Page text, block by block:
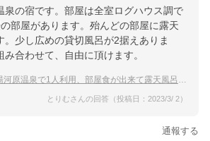
楽天トラベルで
ル詳細を詳しく見る
泉の宿です。部屋は全室ログハウス調で
部屋があります。殆んどの部屋に露天
。少し広めの貸切風呂が2据えありま
合わせて、自由に頂けます。
河原温泉で1人利用、部屋食が出来て露天風呂付き客室の宿
とりむさんの回答（投稿日：2023/3/ 2）
通報する